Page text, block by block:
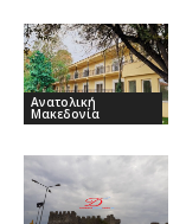
Ανατολική
Μακεδονία